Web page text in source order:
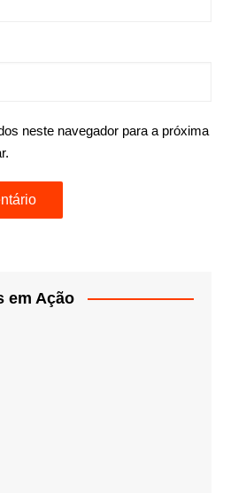
neste navegador para a próxima
em Ação